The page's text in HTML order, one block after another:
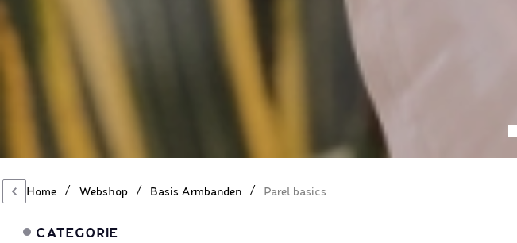
Home / Webshop / Basis Armbanden / Parel basics
CATEGORIE